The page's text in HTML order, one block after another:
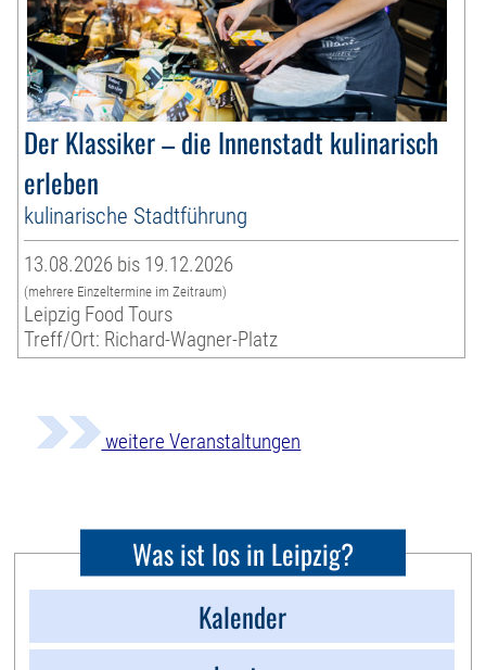
Der Klassiker – die Innenstadt kulinarisch
erleben
kulinarische Stadtführung
13.08.2026 bis 19.12.2026
(mehrere Einzeltermine im Zeitraum)
Leipzig Food Tours
Treff/Ort: Richard-Wagner-Platz
weitere Veranstaltungen
Was ist los in Leipzig?
Kalender